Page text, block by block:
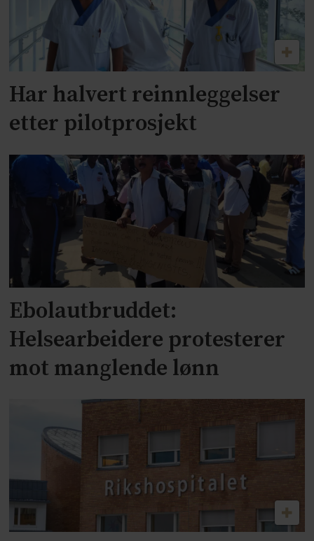
Har halvert reinnleggelser
etter pilotprosjekt
Ebolautbruddet:
Helsearbeidere protesterer
mot manglende lønn